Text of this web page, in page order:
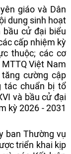
giáo và Dân
dung sinh hoạt
bầu cử đại biểu
cấp nhiệm kỳ
thuộc; các cơ
Việt Nam
cường cập
tác chuẩn bị tổ
và bầu cử đại
kỳ 2026 - 2031
ban Thường vụ
triển khai kịp